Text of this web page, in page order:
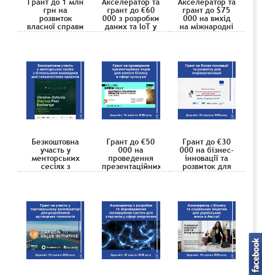
грн на
розвиток
власної справи
для
грант до €60
000 з розробки
даних та IoT у
енергетиці для
підприємств та
інноваторів
грант до $75
000 на вихід
на міжнародні
ринки для
Безкоштовна
участь у
менторських
сесіях з
естонськими
проєктів
Грант до €50
000 на
проведення
презентаційних
подій для
культури
Грант до €30
000 на бізнес-
інновації та
розвиток для
медіаорганізацій